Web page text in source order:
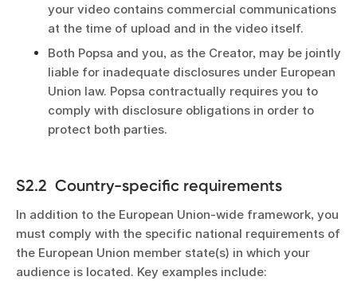
your video contains commercial communications
at the time of upload and in the video itself.
Both Popsa and you, as the Creator, may be jointly
liable for inadequate disclosures under European
Union law. Popsa contractually requires you to
comply with disclosure obligations in order to
protect both parties.
S2.2 Country-specific requirements
In addition to the European Union-wide framework, you
must comply with the specific national requirements of
the European Union member state(s) in which your
audience is located. Key examples include: